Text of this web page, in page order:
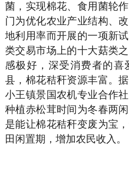
菌，实现棉花、食用菌轮
门为优化农业产业结构、
地利用率而开展的一项新
类交易市场上的十大菇类
感极好，深受消费者的喜
县，棉花秸秆资源丰富。
小王镇景国农机专业合作
种植赤松茸时间为冬春两
是能让棉花秸秆变废为宝
田闲置期，增加农民收入。